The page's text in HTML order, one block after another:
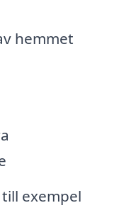
hemmet
exempel